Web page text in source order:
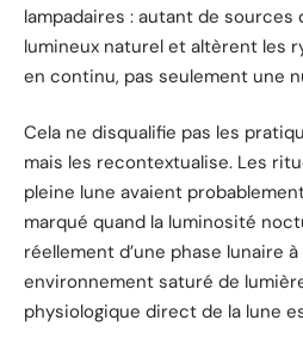
lampadaires : autant de sources
lumineux naturel et altèrent les
en continu, pas seulement une
Cela ne disqualifie pas les
mais les recontextualise. Les
pleine lune avaient
marqué quand la luminosité
réellement d’une phase lunaire à
environnement saturé de
physiologique direct de la lune